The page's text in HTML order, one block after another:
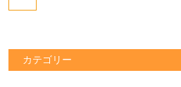
カテゴリー